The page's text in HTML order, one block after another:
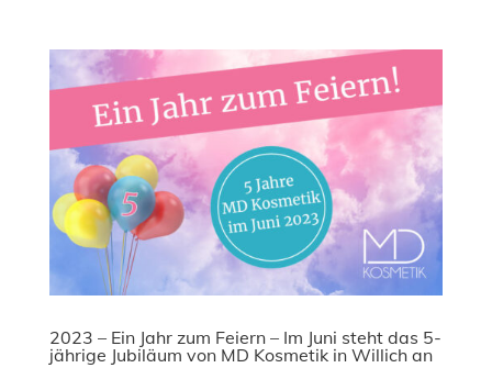
2023 – Ein Jahr zum Feiern – Im Juni steht das 5-
jährige Jubiläum von MD Kosmetik in Willich an